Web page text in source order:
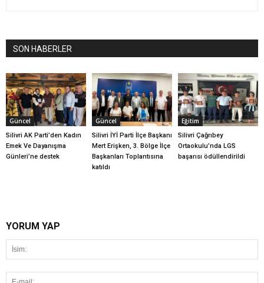
SON HABERLER
Güncel
Silivri AK Parti’den Kadın
Emek Ve Dayanışma
Günleri’ne destek
Güncel
Silivri İYİ Parti İlçe Başkanı
Mert Erişken, 3. Bölge İlçe
Başkanları Toplantısına
katıldı
Eğitim
Silivri Çağrıbey
Ortaokulu’nda LGS
başarısı ödüllendirildi
YORUM YAP